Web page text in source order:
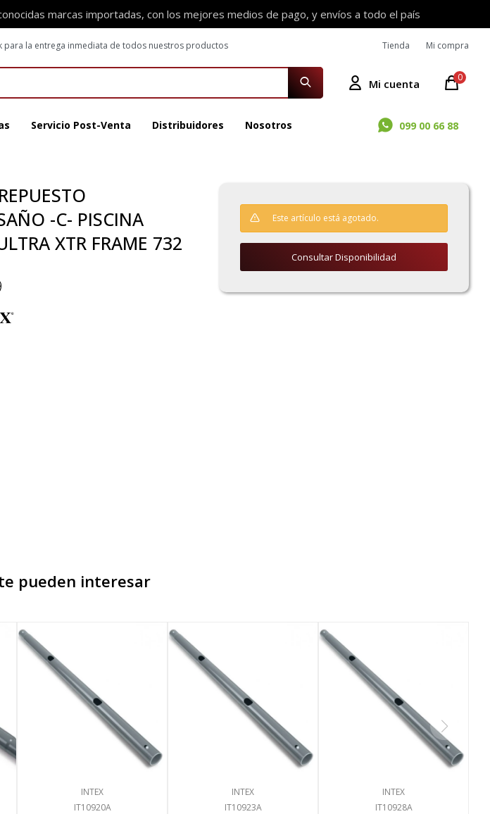
marcas importadas, con los mejores medios de pago, y envíos a todo el país
Servicio Post-Venta Distribuidores Nosotros 099 00 66 88
0
para la entrega inmediata de todos nuestros productos Tienda Mi compra
-C- PISCINA
XTR FRAME 732
Este artículo está agotado.
Consultar Disponibilidad
pueden interesar
INTEX
IT10920A
INTEX
IT10923A
INTEX
IT10928A